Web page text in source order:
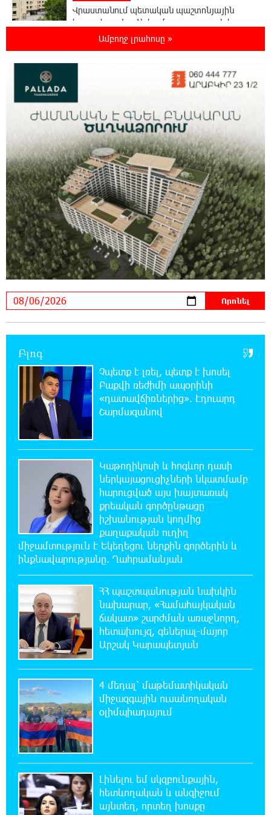
Վրաստանում պետական ​​պաշտոնյային
կաշառելու փորձի համար քաղաքացի է
ՌԴ-ն պատրաստ է շարունակել Հայաստանի
Օվերչուկ
19:07:40 6-08-2026
Հայաստանի բնակչության թիվը շուրջ 7
հազարով ավելացել է
18:49:45 6-08-2026
Իսրայելի ՊԲ-ն հարձակվել է Լիբանանում
«Հըզբոլլահ»-ի հրամանատարական կետերի
և պահեստների վրա
18:30:50 6-08-2026
«Ռեալ Մադրիդ»-ն ու «ՌԲ Լայպցիգը»
համաձայնության են եկել Յան Դիոմանդեի
տրանսֆերի վերաբերյալ
Այսօրվա կառավարությունը ուսանողներին
առաջարկում է պահանջարկ չունեցող
մասնագիտություններ. Ատոմ Մխիթարյան
18:03:08 6-08-2026
Հայրենիքը փոքրանում է մեր աչքերի առաջ․
ազգային ողբերգություն է․ Ավետիք
Չալաբյան
17:35:34 6-08-2026
Չպետք է լռել, պետք է խոսել Բաքվի ռեժիմի
ապօրինի «դատավճիռներից». Էդուարդ
Շարմազանով
17:06:15 6-08-2026
Սամվել Կարապետյանը «ամբողջ
հայության խայտառակություն» է անվանել
Ամենայն Հայոց Կաթողիկոսի նկատմամբ
դատավարությունը
17:00:30 6-08-2026
Մեր կրոնական զգացմունքների հետ խաղը
ունենալու է հետևանքներ․ Նարեկ
Կարապետյան
16:50:59 6-08-2026
Ռուսաստանի հետ խնդիրները պետք է
լուծել դիվանագիտական ճանապարհով․
Նարեկ Կարապետյան
16:44:56 6-08-2026
Վաղը մենք ԱԺ չենք գալու. Նարեկ
Կարապետյան
Ամբողջ լրահոսը »
Բլոգ
Չպետք է լռել, պետք է խոսել
Բաքվի ռեժիմի ապօրինի
«դատավճիռներից». Էդուարդ
Շարմազանով
Կաթողիկոսի և հոգևոր դասի
ներկայացուցիչների նկատմամբ
հարուցված այս խայտառակ
քրեական գործընթացը
իշխանության կողմից
քաղաքական ուղիղ
միջամտություն է Եկեղեցու ներքին գործերին և
ինքնավարությանը. Ղահրամանյան
ՀՀ պաշտպանության նախկին
նախարար, «Համահայկական
ճակատ» շարժման առաջնորդ,
հետախույզ, գեներալ-մայոր
Արշակ Կարապետյան
4 մեդալ՝ մաթեմատիկական
միջազգային ուսանողական
օլիմպիադայում
Լինելու եմ սկզբունքային,
հետևողական և անզիջում
այնտեղ, որտեղ խոսքը